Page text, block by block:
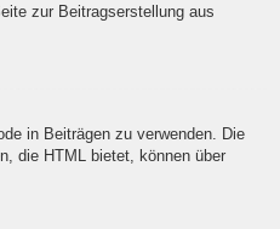
zur Beitragserstellung aus
in Beiträgen zu verwenden. Die
die HTML bietet, können über